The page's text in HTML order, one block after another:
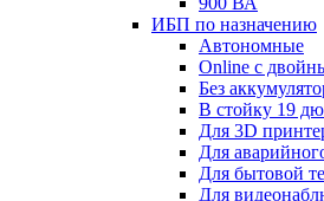
ИБП по назначению
Автономные
Online с
Без
В стойку 19
Для 3D
Для
Для бытовой
Для